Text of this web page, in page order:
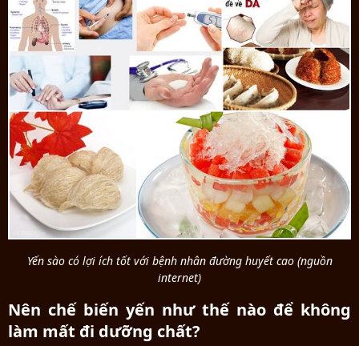
Yến sào có lợi ích tốt với bệnh nhân đường huyết cao (nguồn
internet)
Nên chế biến yến như thế nào để không
làm mất đi dưỡng chất?